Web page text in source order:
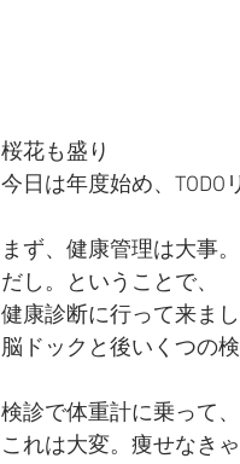
桜花も盛り
今日は年度始め、TODO
まず、健康管理は大事
だし。ということで、
健康診断に行って来まし
脳ドックと後いくつの
検診で体重計に乗って
これは大変。痩せなきゃ